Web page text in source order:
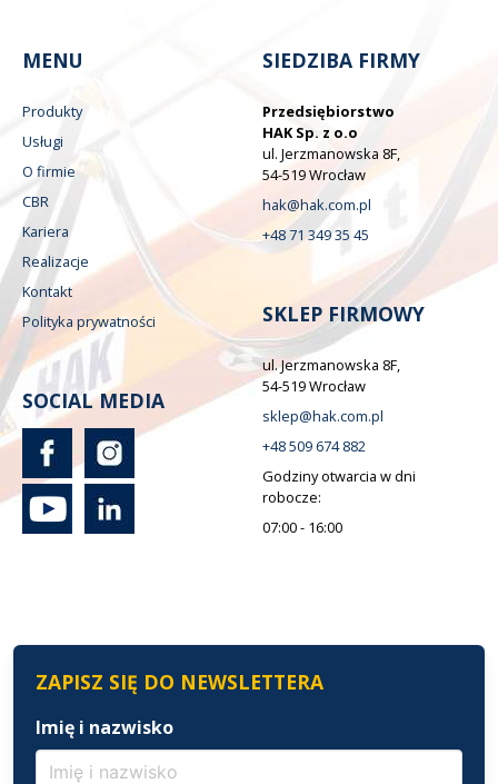
MENU
Produkty
Usługi
O firmie
CBR
Kariera
Realizacje
Kontakt
Polityka prywatności
SOCIAL MEDIA
SIEDZIBA FIRMY
Przedsiębiorstwo
HAK Sp. z o.o
ul. Jerzmanowska 8F,
54-519 Wrocław
hak@hak.com.pl
+48 71 349 35 45
SKLEP FIRMOWY
ul. Jerzmanowska 8F,
54-519 Wrocław
sklep@hak.com.pl
+48 509 674 882
Godziny otwarcia w dni
robocze:
07:00 - 16:00
ZAPISZ SIĘ DO NEWSLETTERA
Imię i nazwisko